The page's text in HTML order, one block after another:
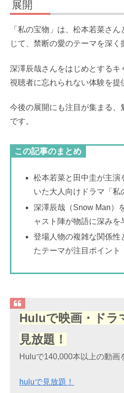
展開
「私の宝物」は、松本若菜さ
じて、禁断の愛のテーマを深く
深澤辰哉さんをはじめとするキ
視聴者に忘れられない体験を提
今後の展開にも注目が集まる、
です。
この記事のまとめ
松本若菜と田中圭が主演
いた大人向けドラマ「私
深澤辰哉（Snow Man）
ャスト陣が物語に深みを
登場人物の複雑な関係性
たテーマが注目ポイント
Huluで映画・ドラ
見放題！
Huluで140,000本以上の動画
huluで見放題！